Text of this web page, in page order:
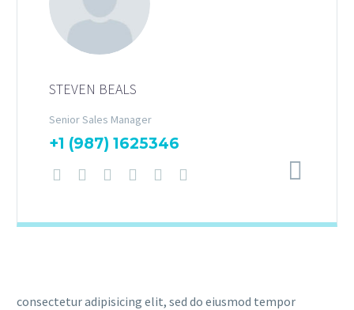
STEVEN BEALS
Senior Sales Manager
+1 (987) 1625346
consectetur adipisicing elit, sed do eiusmod tempor